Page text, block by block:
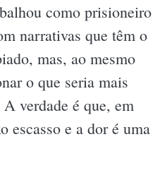
como prisioneiro
narrativas que têm o
mas, ao mesmo
o que seria mais
verdade é que, em
escasso e a dor é uma